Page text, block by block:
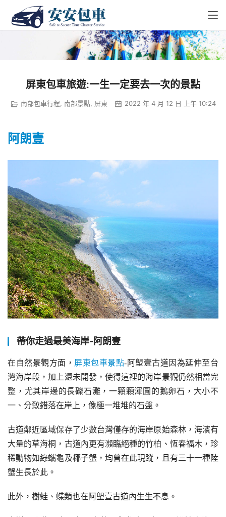
屏東包車旅遊:一生一定要去一次的景點
南部包車行程, 南部景點, 屏東 2022 年 4 月 12 日 上午 10:24
阿朗壹
帶你走過最美海岸-阿朗壹
在自然景觀方面， 屏東包車景點-阿塱壹古道因為延伸至台
灣海岸段，加上還未開發，使得這裡的海岸景觀仍然相當完
整，尤其岸邊的長礫石灘，一顆顆渾圓的鵝卵石，大小不
一、分致錯落在岸上，像極一堆堆的石盤。
古道鄰近區域保存了少數台灣僅存的海岸原始森林，海濱有
大量的草海桐，古道內更有瀕臨絕種的竹柏、恆春福木，珍
稀動物如綠蠵龜及椰子蟹，均曾在此現蹤，且有三十一種陸
蟹生長於此。
此外，樹蛙、蝶類也在阿塱壹古道內生生不息。